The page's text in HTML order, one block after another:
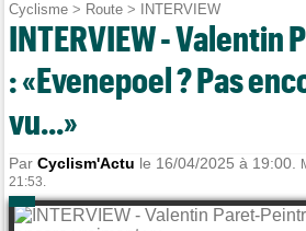
Cyclisme > Route > INTERVIEW
INTERVIEW - Valentin
: «Evenepoel ? Pas
vu...»
ParCyclism'Actu le 16/04/2025 à 19:00.
21:53.